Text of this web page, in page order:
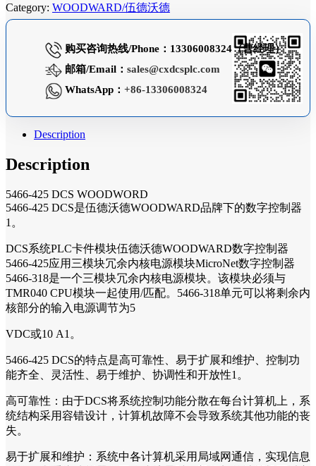
Category: WOODWARD/伍德沃德
购买咨询热线/Phone：13306008324（曹经理）
邮箱/Email： sales@cxdcsplc.com
WhatsApp： +86-13306008324
Description
Description
5466-425 DCS WOODWORD
5466-425 DCS是伍德沃德WOODWARD品牌下的数字控制器
1。
DCS系统PLC卡件模块伍德沃德WOODWARD数字控制器
5466-425应用三模块冗余内核电源模块MicroNet数字控制器
5466-318是一个三模块冗余内核电源模块。该模块必须与
TMR040 CPU模块一起使用/匹配。5466-318单元可以将剩余内
核部分的输入电源调节为5
VDC或10 A1。
5466-425 DCS的特点是高可靠性、易于扩展和维护、控制功
能齐全、灵活性、易于维护、协调性和开放性1。
高可靠性：由于DCS将系统控制功能分散在每台计算机上，系
统结构采用容错设计，计算机故障不会导致系统其他功能的丧
失。
易于扩展和维护：系统中各计算机采用局域网通信，实现信息